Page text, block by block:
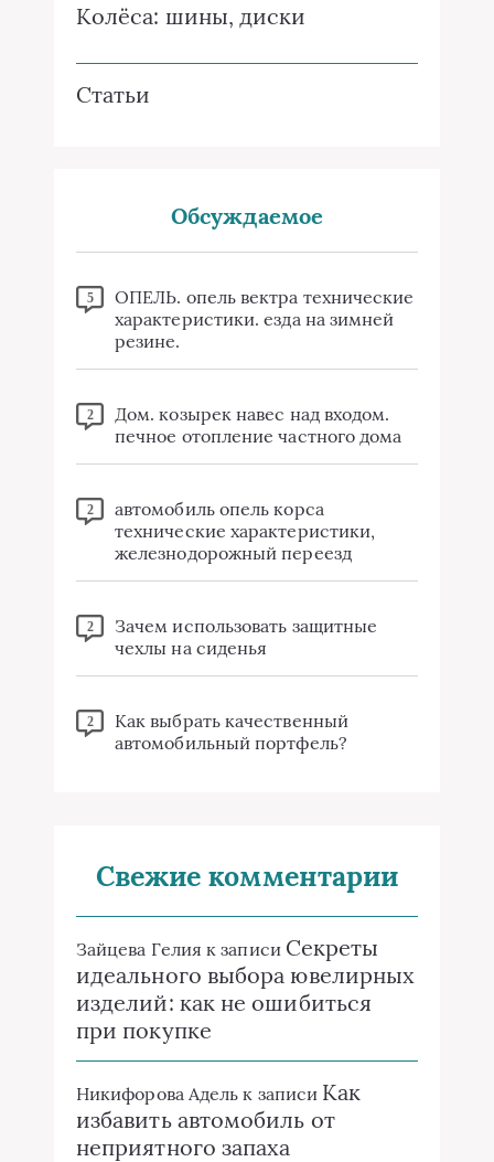
Колёса: шины, диски
Статьи
Обсуждаемое
5
ОПЕЛЬ. опель вектра технические
характеристики. езда на зимней
резине.
2
Дом. козырек навес над входом.
печное отопление частного дома
2
автомобиль опель корса
технические характеристики,
железнодорожный переезд
2
Зачем использовать защитные
чехлы на сиденья
2
Как выбрать качественный
автомобильный портфель?
Свежие комментарии
Зайцева Гелия к записи Секреты
идеального выбора ювелирных
изделий: как не ошибиться
при покупке
Никифорова Адель к записи Как
избавить автомобиль от
неприятного запаха